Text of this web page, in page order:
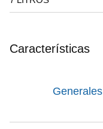
Características
Generales